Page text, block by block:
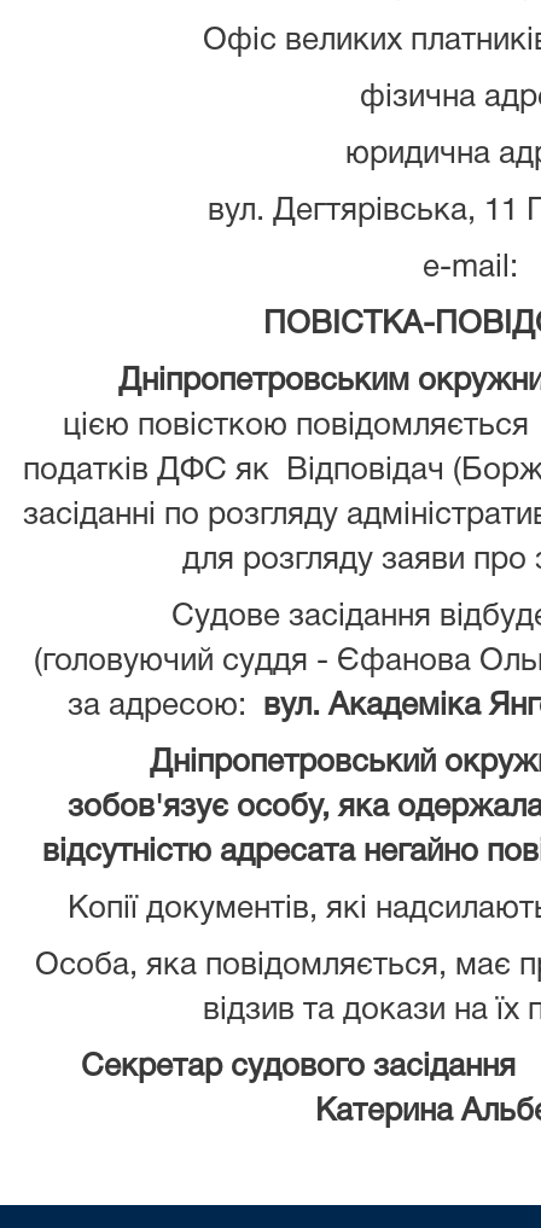
Офіс великих
фізична
юридична
вул. Дегтярівська, 11
e-mail:
ПОВІСТКА-
Дніпропетровським окружним
цією повісткою
податків ДФС як Відповідач
засіданні по розгляду
для розгляду заяви про
Судове засідання
(головуючий суддя - Єфанова
за адресою:
вул. Академіка
Дніпропетровський
зобов'язує особу, яка
відсутністю адресата негайно
Копії документів, які
Особа, яка повідомляється, має
відзив та докази на їх
Секретар судового
Катерина